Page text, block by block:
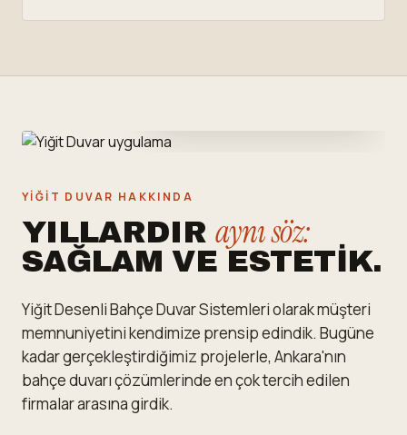
YIĞIT DUVAR HAKKINDA
YILLARDIRaynı söz:
SAĞLAM VE ESTETIK.
Yiğit Desenli Bahçe Duvar Sistemleri olarak müşteri
memnuniyetini kendimize prensip edindik. Bugüne
kadar gerçekleştirdiğimiz projelerle, Ankara'nın
bahçe duvarı çözümlerinde en çok tercih edilen
firmalar arasına girdik.